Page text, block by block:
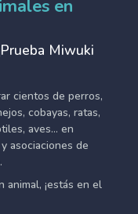
en
Miwuki
cientos de perros,
cobayas, ratas,
aves... en
asociaciones de
animal, ¡estás en el